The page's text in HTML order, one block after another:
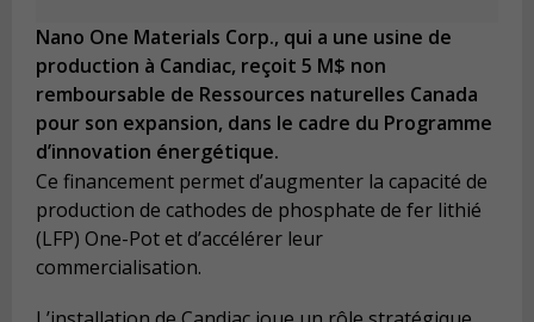
Nano One Materials Corp., qui a une usine de
production à Candiac, reçoit 5 M$ non
remboursable de Ressources naturelles Canada
pour son expansion, dans le cadre du Programme
d’innovation énergétique.
Ce financement permet d’augmenter la capacité de
production de cathodes de phosphate de fer lithié
(LFP) One-Pot et d’accélérer leur
commercialisation.